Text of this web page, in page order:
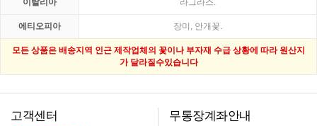
이탈리아 라그라스.
에티오피아 장미, 안개꽃.
모든 상품은 배송지역 인근 제작업체의 꽃이나 부자재 수급 상황에 따라 원산지
가 달라질수있습니다
고객센터 무통장계좌안내